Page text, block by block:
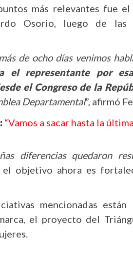
más relevantes fue
Osorio, luego de
de ocho días venimos
el representante por
el Congreso de la
Departamental”, afirmó
“Vamos a sacar hasta la
diferencias quedaron
el objetivo ahora es
mencionadas
el proyecto del